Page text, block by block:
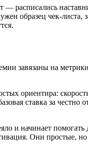
расписались
образец чек-
завязаны на
ориентира:
ставка за честно
и начинает
Они простые,